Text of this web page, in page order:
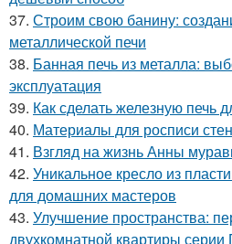
37. Строим свою банину:
металлической печи
38. Банная печь из металла:
эксплуатация
39. Как сделать железную печь
40. Материалы для росписи
41. Взгляд на жизнь Анны
42. Уникальное кресло из
для домашних мастеров
43. Улучшение пространства:
двухкомнатной квартиры серии